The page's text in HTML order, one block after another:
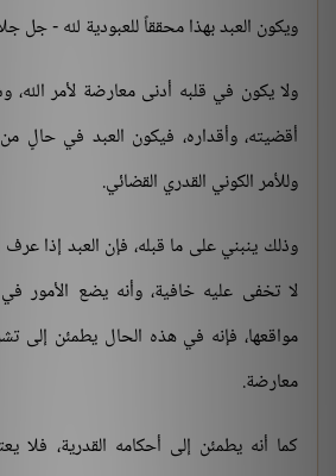
ويكون العبد بهذا محققاً للعبودية لله - جل
ولا يكون في قلبه أدنى معارضة لأمر الله،
أقضيته، وأقداره، فيكون العبد في حالٍ من
وللأمر الكوني القدري القضائي.
وذلك ينبني على ما قبله، فإن العبد إذا عرف
لا تخفى عليه خافية، وأنه يضع الأمور
مواقعها، فإنه في هذه الحال يطمئن إلى
معارضة.
كما أنه يطمئن إلى أحكامه القدرية،